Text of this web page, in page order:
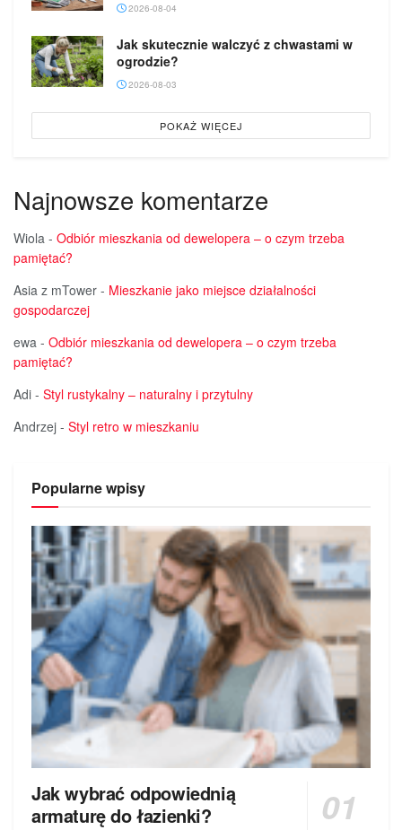
2026-08-04
Jak skutecznie walczyć z chwastami w
ogrodzie?
2026-08-03
POKAŻ WIĘCEJ
Najnowsze komentarze
Wiola - Odbiór mieszkania od dewelopera – o czym trzeba
pamiętać?
Asia z mTower - Mieszkanie jako miejsce działalności
gospodarczej
ewa - Odbiór mieszkania od dewelopera – o czym trzeba
pamiętać?
Adi - Styl rustykalny – naturalny i przytulny
Andrzej - Styl retro w mieszkaniu
Popularne wpisy
Jak wybrać odpowiednią
armaturę do łazienki?